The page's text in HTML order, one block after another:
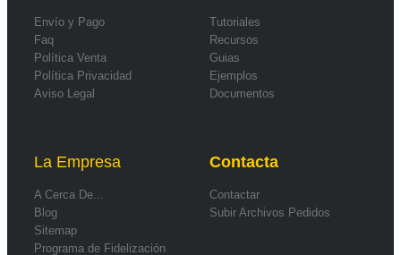
Envío y Pago
Faq
Política Venta
Política Privacidad
Aviso Legal
Tutoriales
Recursos
Guias
Ejemplos
Documentos
La Empresa
A Cerca De...
Blog
Sitemap
Programa de Fidelización
Contacta
Contactar
Subir Archivos Pedidos